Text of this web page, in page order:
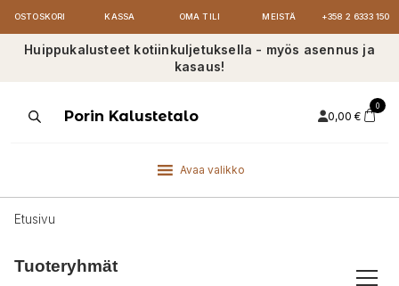
OSTOSKORI KASSA OMA TILI MEISTÄ +358 2 6333 150
Huippukalusteet kotiinkuljetuksella - myös asennus ja
kasaus!
ProductsPorin Kalustetalo 0,00 €
0
Avaa valikko
Etusivu
Tuoteryhmät